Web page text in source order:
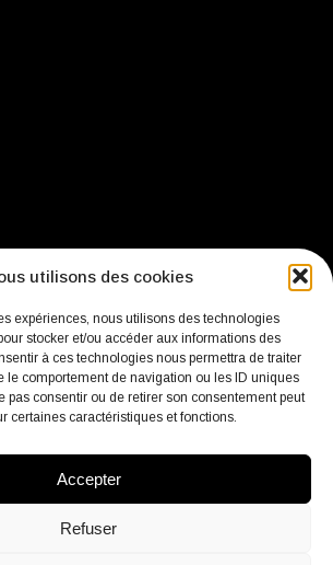
utilisons des cookies
expériences, nous utilisons des technologies
stocker et/ou accéder aux informations des
à ces technologies nous permettra de traiter
le comportement de navigation ou les ID uniques
pas consentir ou de retirer son consentement peut
certaines caractéristiques et fonctions.
Accepter
Refuser